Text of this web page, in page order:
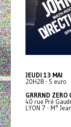
JEUDI 13 MAI
20H28 - 5 euro
GRRRND
40 rue Pré
LYON 7 - M°